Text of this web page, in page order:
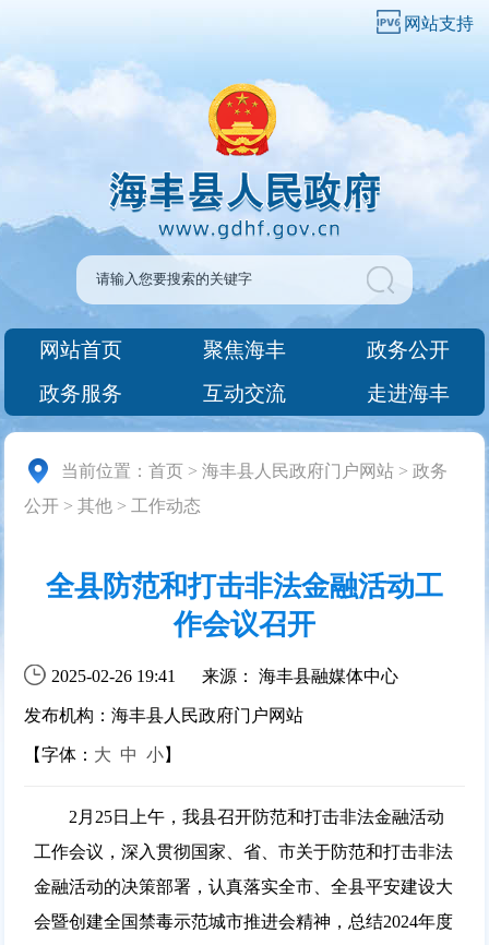
网站支持
网站首页 聚焦海丰
政务公开
政务服务
互动交流 走进海丰
当前位置：首页 >海丰县人民政府门户网站 >政务
公开 >其他 > 工作动态
全县防范和打击非法金融活动工
作会议召开
2025-02-26 19:41 来源： 海丰县融媒体中心
发布机构：海丰县人民政府门户网站
【字体： 大 中 小】
2月25日上午，我县召开防范和打击非法金融活动
工作会议，深入贯彻国家、省、市关于防范和打击非法
金融活动的决策部署，认真落实全市、全县平安建设大
会暨创建全国禁毒示范城市推进会精神，总结2024年度